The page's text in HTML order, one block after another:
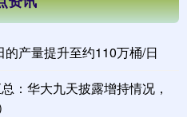
产量提升至约110万桶/日
：华大九天披露增持情况，